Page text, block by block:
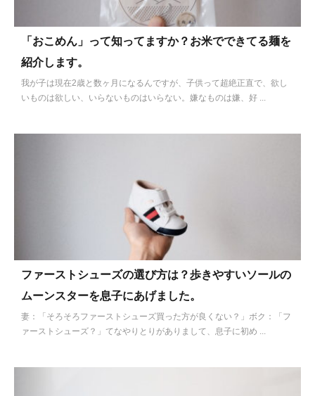
「おこめん」って知ってますか？お米でできてる麺を
紹介します。
我が子は現在2歳と数ヶ月になるんですが、子供って超絶正直で、欲し
いものは欲しい、いらないものはいらない。嫌なものは嫌、好 ...
ファーストシューズの選び方は？歩きやすいソールの
ムーンスターを息子にあげました。
妻：「そろそろファーストシューズ買った方が良くない？」ボク：「フ
ァーストシューズ？」てなやりとりがありまして、息子に初め ...